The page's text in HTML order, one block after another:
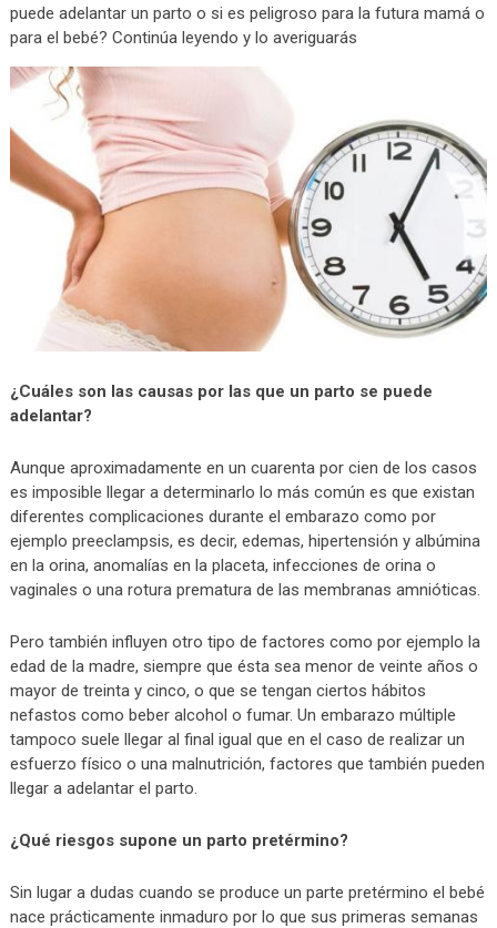
puede adelantar un parto o si es peligroso para la futura mamá o
para el bebé? Continúa leyendo y lo averiguarás
¿Cuáles son las causas por las que un parto se puede
adelantar?
Aunque aproximadamente en un cuarenta por cien de los casos
es imposible llegar a determinarlo lo más común es que existan
diferentes complicaciones durante el embarazo como por
ejemplo preeclampsis, es decir, edemas, hipertensión y albúmina
en la orina, anomalías en la placeta, infecciones de orina o
vaginales o una rotura prematura de las membranas amnióticas.
Pero también influyen otro tipo de factores como por ejemplo la
edad de la madre, siempre que ésta sea menor de veinte años o
mayor de treinta y cinco, o que se tengan ciertos hábitos
nefastos como beber alcohol o fumar. Un embarazo múltiple
tampoco suele llegar al final igual que en el caso de realizar un
esfuerzo físico o una malnutrición, factores que también pueden
llegar a adelantar el parto.
¿Qué riesgos supone un parto pretérmino?
Sin lugar a dudas cuando se produce un parte pretérmino el bebé
nace prácticamente inmaduro por lo que sus primeras semanas